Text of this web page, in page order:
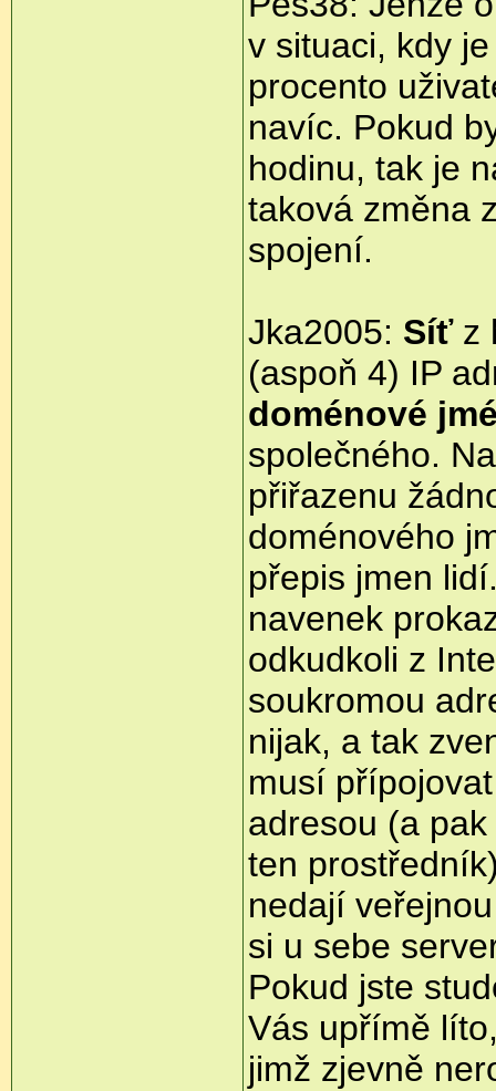
v situaci, kdy
procento
navíc. Pokud
hodinu, tak je
taková změna
spojení.
Jka2005: Síťz
(aspoň 4) IP
doménové
společného.
přiřazenu
doménového
přepis jmen
navenek
odkudkoli z
soukromou
nijak, a tak
musí
adresou (a
ten
nedají
si u sebe
Pokud jste
Vás upřímě
jimž zjevně